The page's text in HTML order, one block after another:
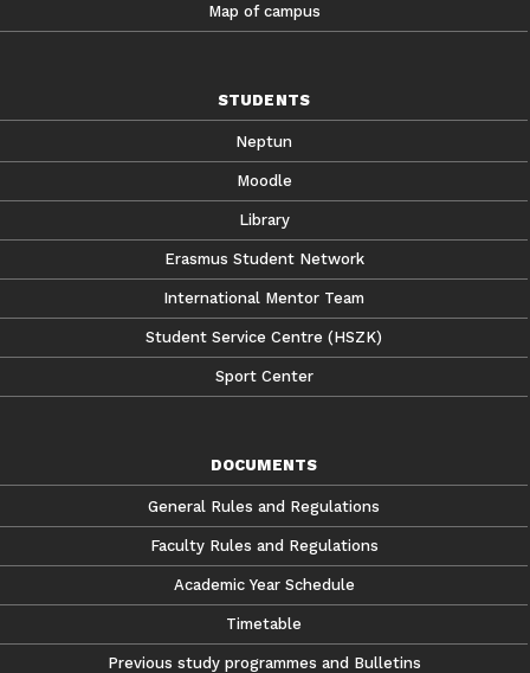
Map of campus
STUDENTS
Neptun
Moodle
Library
Erasmus Student Network
International Mentor Team
Student Service Centre (HSZK)
Sport Center
DOCUMENTS
General Rules and Regulations
Faculty Rules and Regulations
Academic Year Schedule
Timetable
Previous study programmes and Bulletins